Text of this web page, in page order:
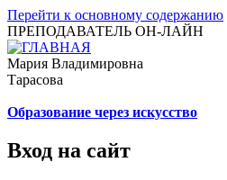
Перейти к основному содержанию
ПРЕПОДАВАТЕЛЬ ОН-ЛАЙН
Мария Владимировна
Тарасова
Образование через искусство
Вход на сайт